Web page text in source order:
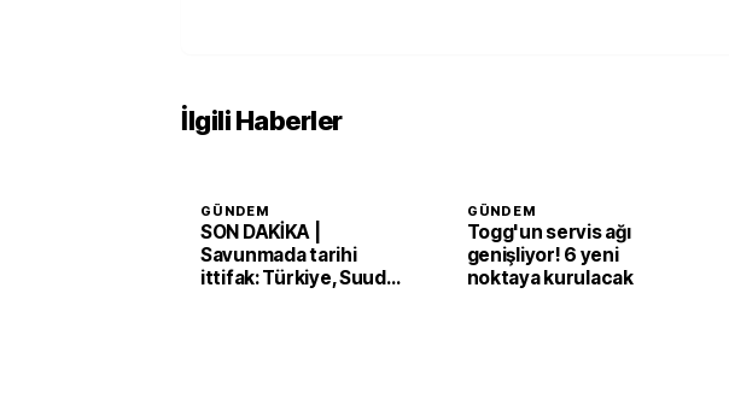
İlgili Haberler
GÜNDEM
SON DAKİKA |
Savunmada tarihi
ittifak: Türkiye, Suudi
GÜNDEM
Togg'un servis ağı
genişliyor! 6 yeni
noktaya kurulacak